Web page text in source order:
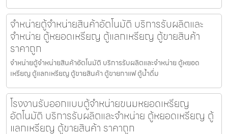
จำหน่ายตู้จำหน่ายสินค้า​อัตโนมัติ บริการรับผลิตและ
จำหน่าย ตู้หยอดเหรียญ ตู้แลกเหรียญ ตู้ขายสินค้า
ราคาถูก
จำหน่ายตู้จำหน่ายสินค้า​อัตโนมัติ บริการรับผลิตและจำหน่าย ตู้หยอด
เหรียญ ตู้แลกเหรียญ ตู้ขายสินค้า ตู้ขายกาแฟ ตู้น้ำดื่ม
โรงงานรับออกแบบตู้จำหน่ายขนมหยอดเหรียญ​​
อัตโนมัติ บริการรับผลิตและจำหน่าย ตู้หยอดเหรียญ ตู้
แลกเหรียญ ตู้ขายสินค้า ราคาถูก